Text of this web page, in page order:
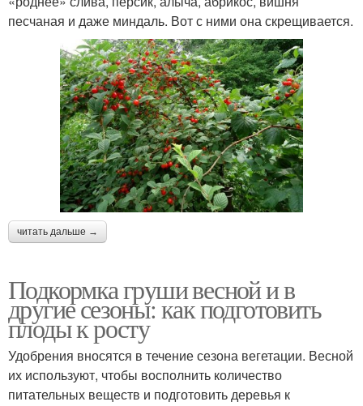
песчаная и даже миндаль. Вот с ними она скрещивается.
читать дальше →
Подкормка груши весной и в
другие сезоны: как подготовить
плоды к росту
Удобрения вносятся в течение сезона вегетации. Весной
их используют, чтобы восполнить количество
питательных веществ и подготовить деревья к